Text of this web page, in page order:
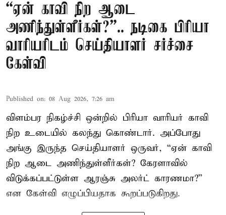
“ஏன் காவி நிற ஆடை
அணிந்துள்ளீர்கள்?”.. நடிகை பிரியா
வாரியரிடம் செய்தியாளர் சர்ச்சை
கேள்வி
Published on: 08 Aug 2026, 7:26 am
விளம்பர நிகழ்ச்சி ஒன்றில் பிரியா வாரியர் காவி
நிற உடையில் கலந்து கொண்டார். அப்போது
அங்கு இருந்த செய்தியாளர் ஒருவர், “ஏன் காவி
நிற ஆடை அணிந்துள்ளீர்கள்? கேரளாவில்
விடுக்கப்பட்டுள்ள ஆரஞ்சு அலர்ட் காரணமா?”
என கேள்வி எழுப்பியதாக கூறப்படுகிறது.